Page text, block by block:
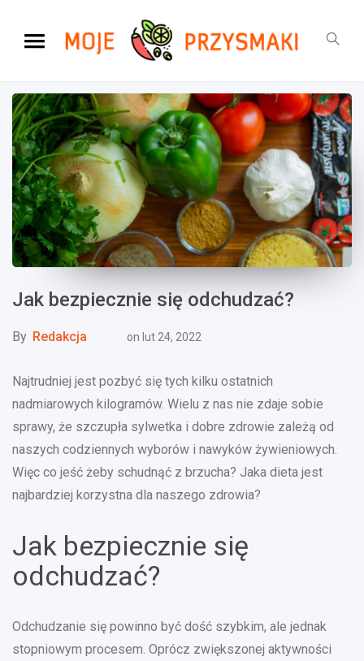
Jak bezpiecznie się odchudzać?
By Redakcja on lut 24, 2022
Najtrudniej jest pozbyć się tych kilku ostatnich
nadmiarowych kilogramów. Wielu z nas nie zdaje sobie
sprawy, że szczupła sylwetka i dobre zdrowie zależą od
naszych codziennych wyborów i nawyków żywieniowych.
Więc co jeść żeby schudnąć z brzucha? Jaka dieta jest
najbardziej korzystna dla naszego zdrowia?
Jak bezpiecznie się
odchudzać?
Odchudzanie się powinno być dość szybkim, ale jednak
stopniowym procesem. Oprócz zwiększonej aktywności